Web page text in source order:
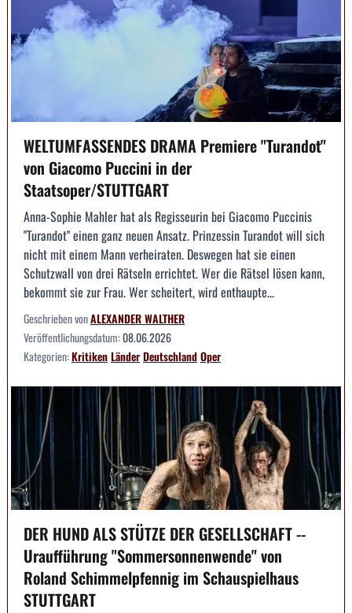
WELTUMFASSENDES DRAMA Premiere "Turandot"
von Giacomo Puccini in der
Staatsoper/STUTTGART
Anna-Sophie Mahler hat als Regisseurin bei Giacomo Puccinis
"Turandot" einen ganz neuen Ansatz. Prinzessin Turandot will sich
nicht mit einem Mann verheiraten. Deswegen hat sie einen
Schutzwall von drei Rätseln errichtet. Wer die Rätsel lösen kann,
bekommt sie zur Frau. Wer scheitert, wird enthaupte...
Geschrieben vonALEXANDER WALTHER
Veröffentlichungsdatum:08.06.2026
Kategorien:KritikenLänderDeutschlandOper
DER HUND ALS STÜTZE DER GESELLSCHAFT --
Uraufführung "Sommersonnenwende" von
Roland Schimmelpfennig im Schauspielhaus
STUTTGART